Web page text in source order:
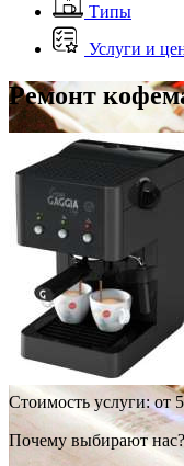
Типы
Услуги и
Ремонт
Стоимость услуги:от
Почему выбирают нас?